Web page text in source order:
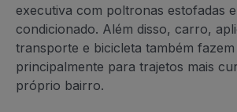
executiva com poltronas estofadas
condicionado. Além disso, carro,
transporte e bicicleta também
principalmente para trajetos mais
próprio bairro.